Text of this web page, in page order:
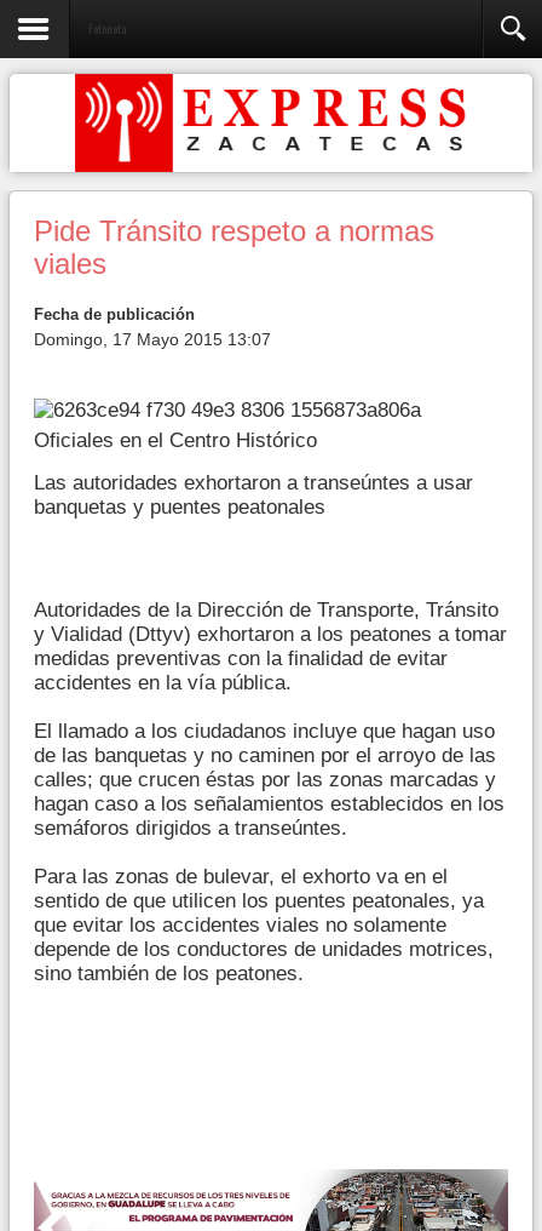
Fotonota
Pide Tránsito respeto a normas
viales
Fecha de publicación
Domingo, 17 Mayo 2015 13:07
Oficiales en el Centro Histórico
Las autoridades exhortaron a transeúntes a usar
banquetas y puentes peatonales
Autoridades de la Dirección de Transporte, Tránsito
y Vialidad (Dttyv) exhortaron a los peatones a tomar
medidas preventivas con la finalidad de evitar
accidentes en la vía pública.
El llamado a los ciudadanos incluye que hagan uso
de las banquetas y no caminen por el arroyo de las
calles; que crucen éstas por las zonas marcadas y
hagan caso a los señalamientos establecidos en los
semáforos dirigidos a transeúntes.
Para las zonas de bulevar, el exhorto va en el
sentido de que utilicen los puentes peatonales, ya
que evitar los accidentes viales no solamente
depende de los conductores de unidades motrices,
sino también de los peatones.